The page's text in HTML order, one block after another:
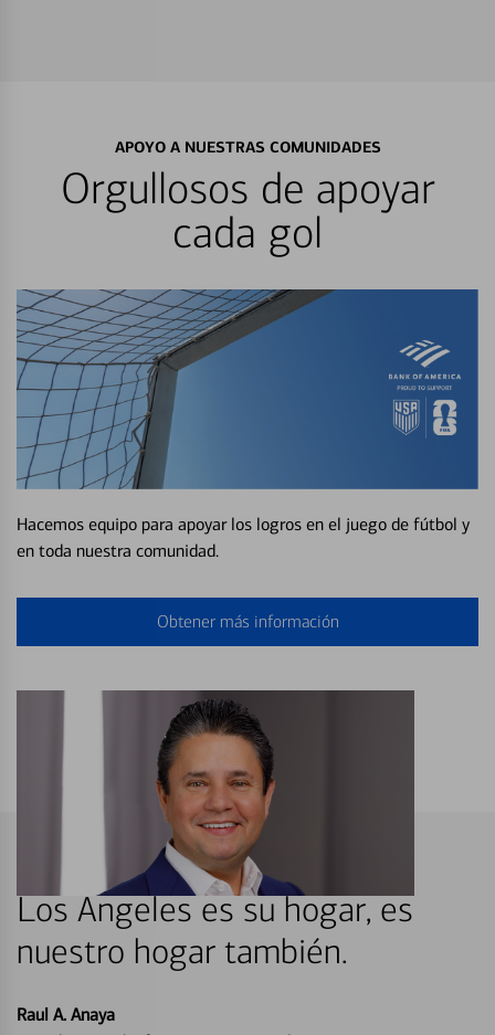
APOYO A NUESTRAS COMUNIDADES
Orgullosos de apoyar
cada gol
Hacemos equipo para apoyar los logros en el juego de fútbol y
en toda nuestra comunidad.
Obtener más información
Los Angeles es su hogar, es
nuestro hogar también.
Raul A. Anaya